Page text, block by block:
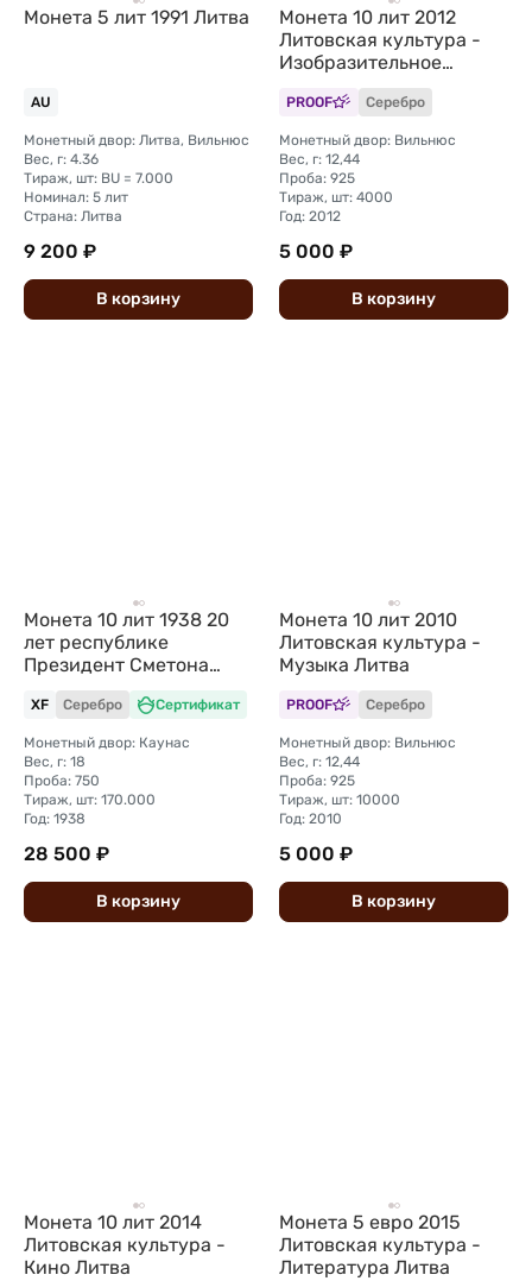
Монета 5 лит 1991 Литва
AU
Монетный двор: Литва, Вильнюс
Вес, г: 4.36
Тираж, шт: BU = 7.000
Номинал: 5 лит
Страна: Литва
9 200 ₽
В корзину
Монета 10 лит 2012
Литовская культура -
Изобразительное
искусство Литва
PROOF Серебро
Монетный двор: Вильнюс
Вес, г: 12,44
Проба: 925
Тираж, шт: 4000
Год: 2012
5 000 ₽
В корзину
Монета 10 лит 1938 20
лет республике
Президент Сметона
Литва
XF Серебро Сертификат
Монетный двор: Каунас
Вес, г: 18
Проба: 750
Тираж, шт: 170.000
Год: 1938
28 500 ₽
В корзину
Монета 10 лит 2010
Литовская культура -
Музыка Литва
PROOF Серебро
Монетный двор: Вильнюс
Вес, г: 12,44
Проба: 925
Тираж, шт: 10000
Год: 2010
5 000 ₽
В корзину
Монета 10 лит 2014
Литовская культура -
Кино Литва
Монета 5 евро 2015
Литовская культура -
Литература Литва